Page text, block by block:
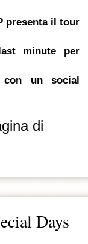
presenta il tour
minute per
con un social
di
Days